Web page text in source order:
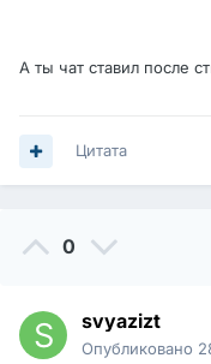
А ты чат ставил после
Цитата
0
svyazizt
Опубликовано